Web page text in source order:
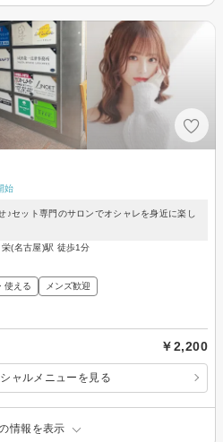
始
♪セット専門のサロンでオシャレを身近に楽し
(名古屋)駅 徒歩1分
使える メンズ歓迎
￥2,200
ャルメニューを見る
情報を表示